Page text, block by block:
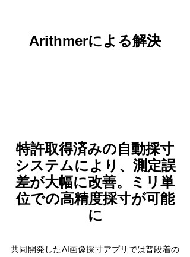
Arithmerによる解決
特許取得済みの自動採寸
システムにより、測定誤
差が大幅に改善。ミリ単
位での高精度採寸が可能
に
共同開発したAI画像採寸アプリでは普段着の